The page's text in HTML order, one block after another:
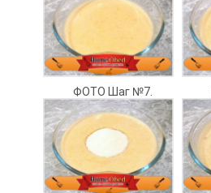
ФОТО Шаг №7.